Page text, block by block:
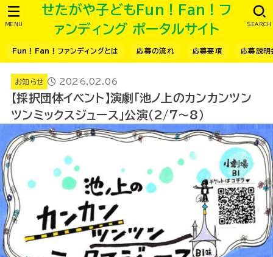
せたがや子どもFun！Fan！フ
ァンディング ポータルサイト
Fun！Fan！ファンディングとは 応募の流れ 応募要項 応募説明
SEARCH
MENU
お知らせ 2026.02.06
【採択団体イベント】演劇「池ノ上のカンカンツン
ツンミックスジュース」公演（2/7～8）